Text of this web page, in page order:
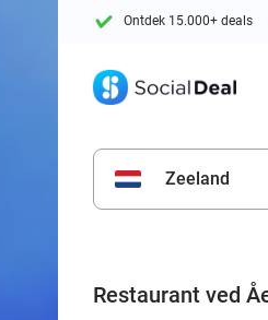
Ontdek 15.000+ deals
Zeeland
Restaurant ved